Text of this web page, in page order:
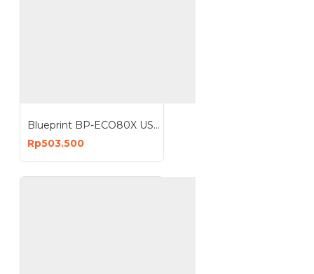
Blueprint BP-ECO80X USB Desktop Thermal Printer 80mm ECO 80X
Rp503.500